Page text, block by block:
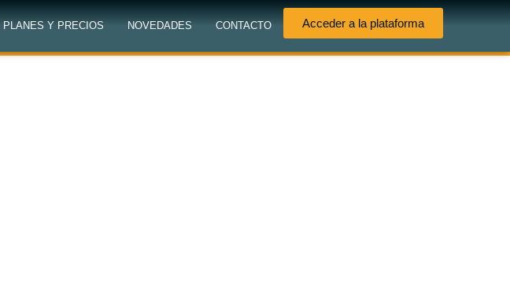
PLANES Y PRECIOS NOVEDADES CONTACTO Acceder a la plataforma